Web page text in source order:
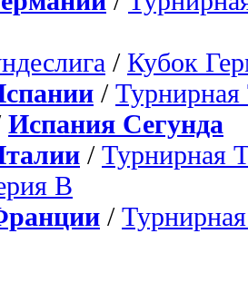
/ Кубок
/ Турнирная
Испания Сегунда
/ Турнирная
B
/